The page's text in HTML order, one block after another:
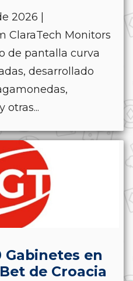
2026 |
ClaraTech Monitors
de pantalla curva
desarrollado
otras...
Gabinetes en
de Croacia